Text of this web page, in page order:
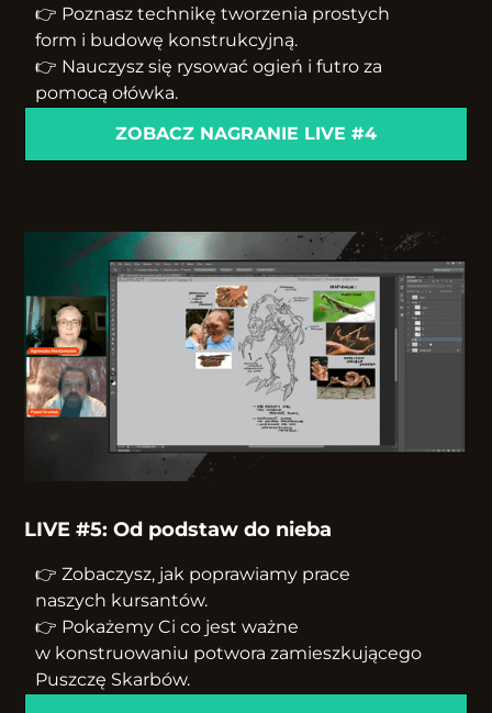
👉 Poznasz technikę tworzenia prostych
form i budowę konstrukcyjną.
👉 Nauczysz się rysować ogień i futro za
pomocą ołówka.
ZOBACZ NAGRANIE LIVE #4
LIVE #5: Od podstaw do nieba
👉 Zobaczysz, jak poprawiamy prace
naszych kursantów.
👉 Pokażemy Ci co jest ważne
w konstruowaniu potwora zamieszkującego
Puszczę Skarbów.